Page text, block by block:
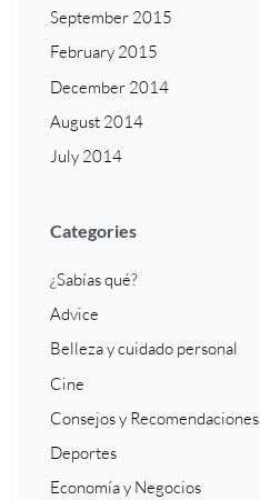
September 2015
February 2015
December 2014
August 2014
July 2014
Categories
¿Sabías qué?
Advice
Belleza y cuidado personal
Cine
Consejos y Recomendaciones
Deportes
Economía y Negocios